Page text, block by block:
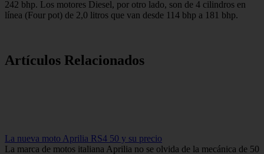
242 bhp. Los motores Diesel, por otro lado, son de 4 cilindros en
línea (Four pot) de 2,0 litros que van desde 114 bhp a 181 bhp.
Artículos Relacionados
La nueva moto Aprilia RS4 50 y su precio
La marca de motos italiana Aprilia no se olvida de la mecánica de 50